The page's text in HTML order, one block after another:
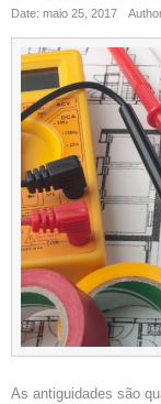
Date: maio 25, 2017
As antiguidades são